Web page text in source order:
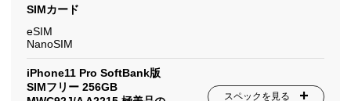
SIMカード
eSIM
NanoSIM
iPhone11 Pro SoftBank版
SIMフリー 256GB
スペックを見る